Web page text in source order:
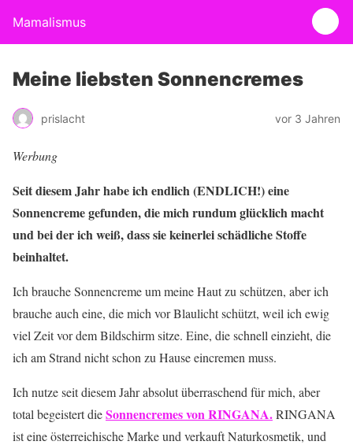
Mamalismus
Meine liebsten Sonnencremes
prislacht vor 3 Jahren
Werbung
Seit diesem Jahr habe ich endlich (ENDLICH!) eine
Sonnencreme gefunden, die mich rundum glücklich macht
und bei der ich weiß, dass sie keinerlei schädliche Stoffe
beinhaltet.
Ich brauche Sonnencreme um meine Haut zu schützen, aber ich
brauche auch eine, die mich vor Blaulicht schützt, weil ich ewig
viel Zeit vor dem Bildschirm sitze. Eine, die schnell einzieht, die
ich am Strand nicht schon zu Hause eincremen muss.
Ich nutze seit diesem Jahr absolut überraschend für mich, aber
total begeistert dieSonnencremes von RINGANA.RINGANA
ist eine österreichische Marke und verkauft Naturkosmetik, und